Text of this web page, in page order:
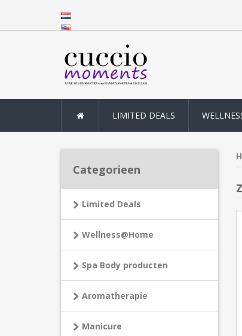
LIMITED DEALS
Categorieen
Limited Deals
Wellness@Home
Spa Body producten
Aromatherapie
Manicure